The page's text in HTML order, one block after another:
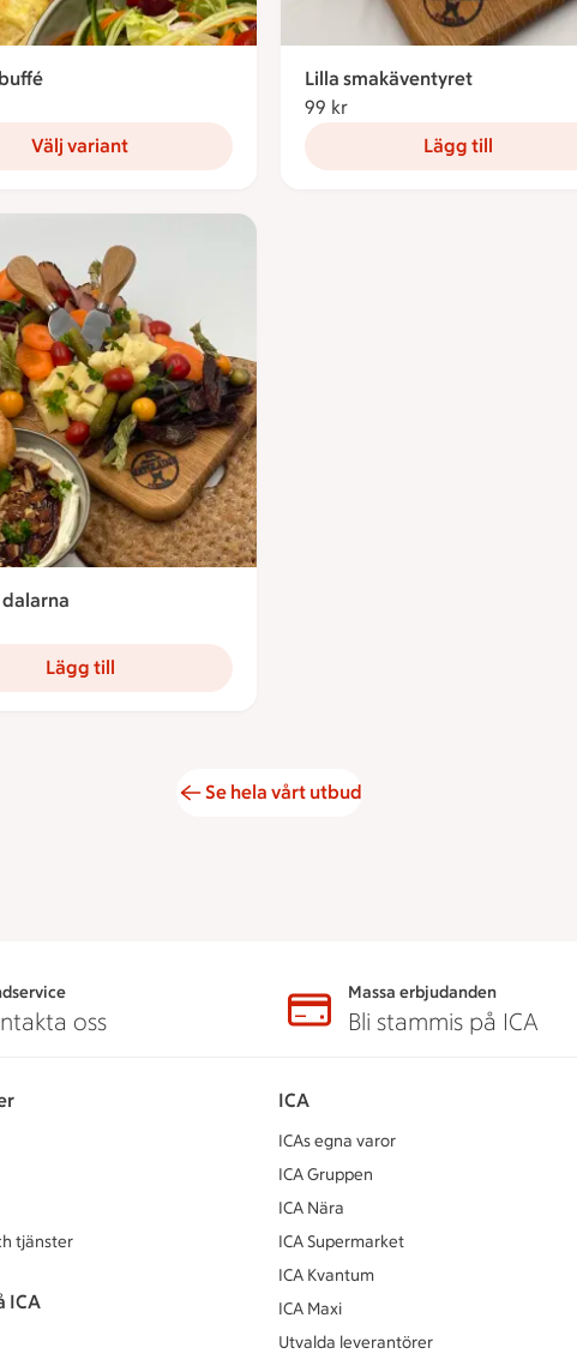
Välj variant
Lilla smakäventyret
99 kr
Lägg till
dalarna
Lägg till
Se hela vårt utbud
oss
Massa erbjudanden
Bli stammis på ICA
tjänster
ICA
ICA
ICAs egna varor
ICA Gruppen
ICA Nära
ICA Supermarket
ICA Kvantum
ICA Maxi
Utvalda leverantörer